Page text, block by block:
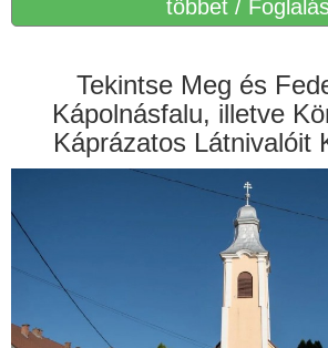
többet /
Tekintse Meg és
Kápolnásfalu, illetve
Káprázatos Látnivalóit